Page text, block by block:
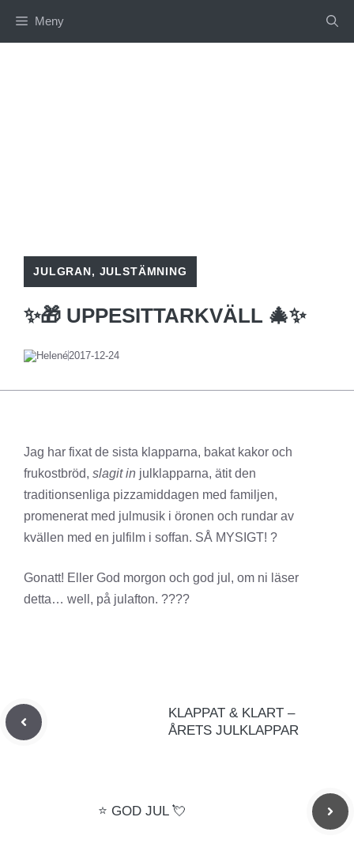
Meny
JULGRAN, JULSTÄMNING
✨🎁 UPPESITTARKVÄLL 🎄✨
Helené2017-12-24
Jag har fixat de sista klapparna, bakat kakor och
frukostbröd, slagit in julklapparna, ätit den
traditionsenliga pizzamiddagen med familjen,
promenerat med julmusik i öronen och rundar av
kvällen med en julfilm i soffan. SÅ MYSIGT! ?
Gonatt! Eller God morgon och god jul, om ni läser
detta… well, på julafton. ????
KLAPPAT & KLART –
ÅRETS JULKLAPPAR
⭐️ GOD JUL 💘